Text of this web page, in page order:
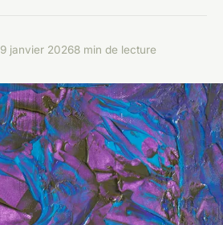
9 janvier 20268 min de lecture